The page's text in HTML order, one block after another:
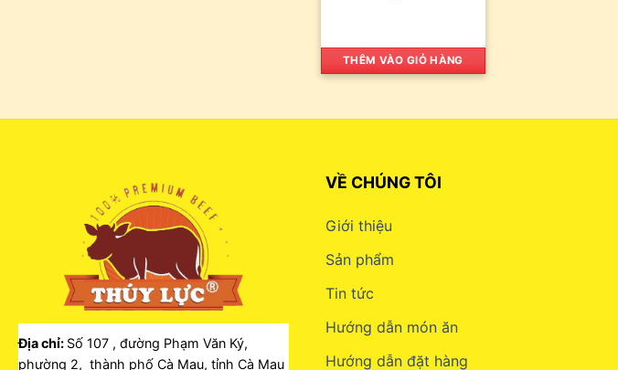
THÊM VÀO GIỎ HÀNG
Địa chỉ: Số 107 , đường Phạm Văn Ký,
phường 2, thành phố Cà Mau, tỉnh Cà Mau
VỀ CHÚNG TÔI
Giới thiệu
Sản phẩm
Tin tức
Hướng dẫn món ăn
Hướng dẫn đặt hàng